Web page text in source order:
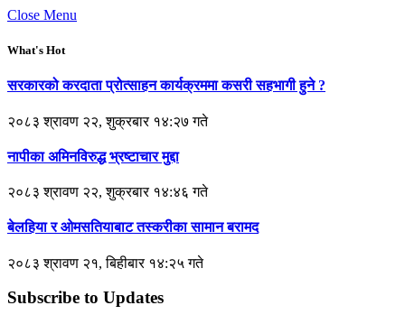
Close Menu
What's Hot
सरकारको करदाता प्रोत्साहन कार्यक्रममा कसरी सहभागी हुने ?
२०८३ श्रावण २२, शुक्रबार १४:२७ गते
नापीका अमिनविरुद्ध भ्रष्टाचार मुद्दा
२०८३ श्रावण २२, शुक्रबार १४:४६ गते
बेलहिया र ओमसतियाबाट तस्करीका सामान बरामद
२०८३ श्रावण २१, बिहीबार १४:२५ गते
Subscribe to Updates